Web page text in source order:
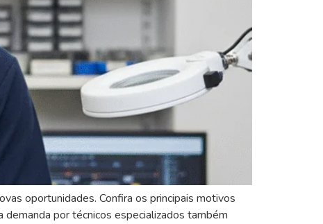
oportunidades. Confira os principais motivos
por técnicos especializados também